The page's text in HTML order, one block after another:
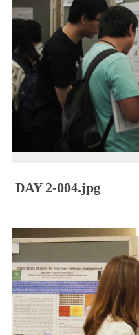
DAY 2-004.jpg